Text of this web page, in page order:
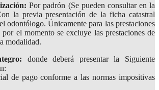
Por padrón (Se pueden consultar en la
la previa presentación de la ficha catastral
odontólogo. Únicamente para las prestaciones
por el momento se excluye las prestaciones de
modalidad.
donde deberá presentar la Siguiente
de pago conforme a las normas impositivas